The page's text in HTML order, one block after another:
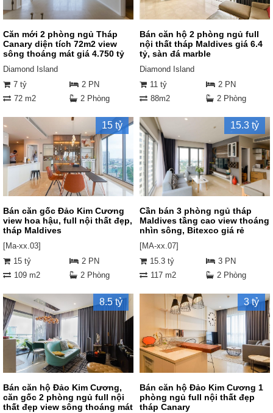
Căn mới 2 phòng ngủ Tháp
Canary diện tích 72m2 view
sông thoáng mát giá 4.750 tỷ
Diamond Island
7 tỷ
2 PN
72 m2
2 Phòng
Bán căn hộ 2 phòng ngủ full
nội thất tháp Maldives giá 6.4
tỷ, sàn đá marble
Diamond Island
11 tỷ
2 PN
88m2
2 Phòng
15 tỷ
Bán căn gốc Đảo Kim Cương
view hoa hậu, full nội thất đẹp,
tháp Maldives
[Ma-xx.03]
15 tỷ
2 PN
109 m2
2 Phòng
15.3 tỷ
Cần bán 3 phòng ngủ tháp
Maldives tầng cao view thoáng
nhìn sông, Bitexco giá rẻ
[MA-xx.07]
15.3 tỷ
3 PN
117 m2
2 Phòng
8.5 tỷ
Bán căn hộ Đảo Kim Cương,
căn gốc 2 phòng ngủ full nội
thất đẹp view sông thoáng mát
3 tỷ
Bán căn hộ Đảo Kim Cương 1
phòng ngủ full nội thất đẹp
tháp Canary